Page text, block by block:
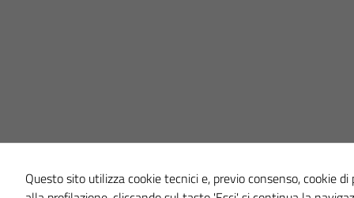
Questo sito utilizza cookie tecnici e, previo consenso, cookie